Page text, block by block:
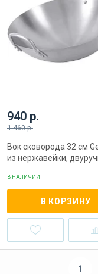
940 р.
1 460 р.
Вок сковорода 32 см
из нержавейки,
В НАЛИЧИИ
В КОРЗИНУ
1